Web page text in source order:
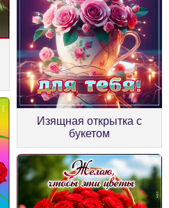
Изящная открытка с
букетом